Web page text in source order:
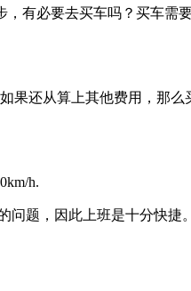
有必要去买车吗？买车需
还从算上其他费用，那么
h.
题，因此上班是十分快捷